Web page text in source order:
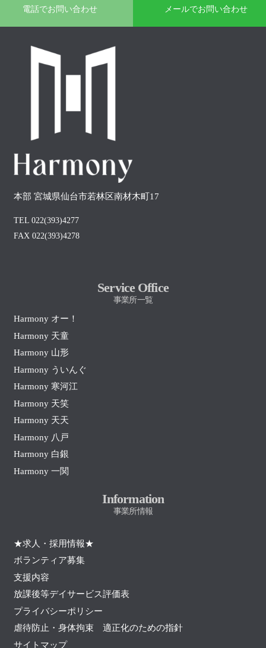
電話でお問い合わせ メールでお問い合わせ
本部 宮城県仙台市若林区南材木町17
TEL 022(393)4277
FAX 022(393)4278
Service Office
事業所一覧
Harmony オー！
Harmony 天童
Harmony 山形
Harmony ういんぐ
Harmony 寒河江
Harmony 天笑
Harmony 天天
Harmony 八戸
Harmony 白銀
Harmony 一関
Information
事業所情報
★求人・採用情報★
ボランティア募集
支援内容
放課後等デイサービス評価表
プライバシーポリシー
虐待防止・身体拘束 適正化のための指針
サイトマップ